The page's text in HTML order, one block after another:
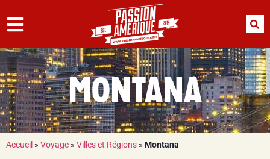
MONTANA
Accueil » Voyage » Villes et Régions » Montana